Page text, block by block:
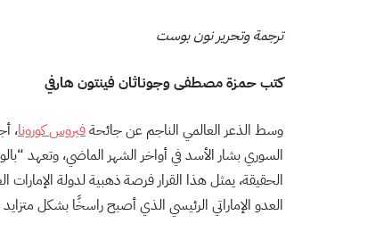
ترجمة وتحرير نون بوست
كتب حمزة مصطفى وجوناثان فينتون هارفي
وسط الذعر العالمي الناجم عن جائحةفيروسكورونا،
السوري بشار الأسد في أواخر الشهر الماضي، وتعهد
الحقيقة، يمثل هذا القرار فرصة ذهبية لدولة
العدو الإماراتي الرئيسي الذي أصبح راسخًا بشكل